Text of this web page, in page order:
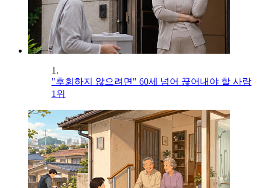
1.
"후회하지 않으려면" 60세 넘어 끊어내야 할 사람
1위